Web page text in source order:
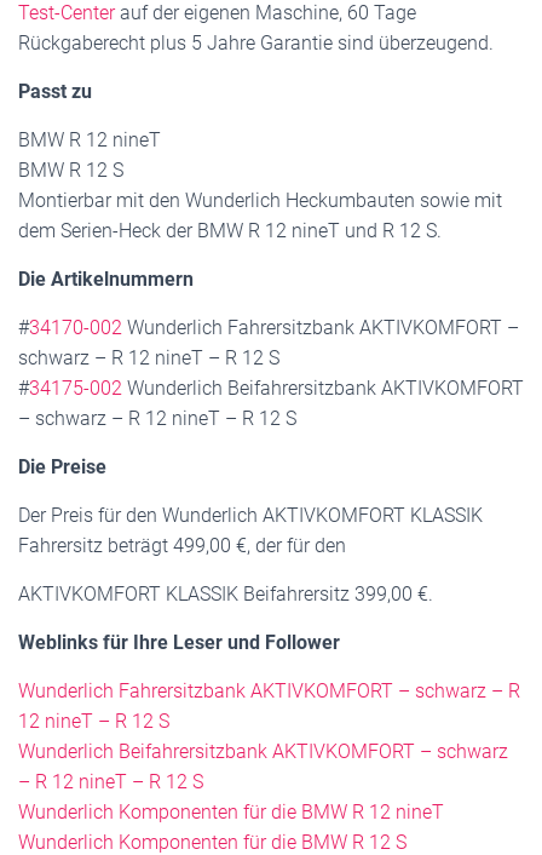
Test-Centerauf der eigenen Maschine, 60 Tage
Rückgaberecht plus 5 Jahre Garantie sind überzeugend.
Passt zu
BMW R 12 nineT
BMW R 12 S
Montierbar mit den Wunderlich Heckumbauten sowie mit
dem Serien-Heck der BMW R 12 nineT und R 12 S.
Die Artikelnummern
#34170-002 Wunderlich Fahrersitzbank AKTIVKOMFORT –
schwarz – R 12 nineT – R 12 S
#34175-002 Wunderlich Beifahrersitzbank AKTIVKOMFORT
– schwarz – R 12 nineT – R 12 S
Die Preise
Der Preis für den Wunderlich AKTIVKOMFORT KLASSIK
Fahrersitz beträgt 499,00 €, der für den
AKTIVKOMFORT KLASSIK Beifahrersitz 399,00 €.
Weblinks für Ihre Leser und Follower
Wunderlich Fahrersitzbank AKTIVKOMFORT – schwarz – R
12 nineT – R 12 S
Wunderlich Beifahrersitzbank AKTIVKOMFORT – schwarz
– R 12 nineT – R 12 S
Wunderlich Komponenten für die BMW R 12 nineT
Wunderlich Komponenten für die BMW R 12 S